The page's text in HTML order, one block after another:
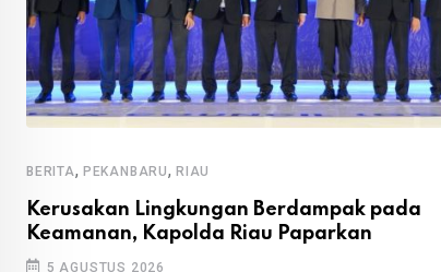
BERITA, PEKANBARU,RIAU
Kerusakan Lingkungan Berdampak pada
Keamanan, Kapolda Riau Paparkan
5 AGUSTUS 2026